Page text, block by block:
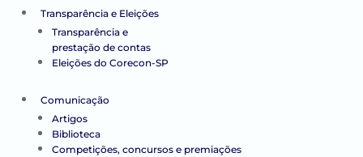
Transparência e Eleições
Transparência e
prestação de contas
Eleições do Corecon-SP
Comunicação
Artigos
Biblioteca
Competições, concursos e premiações